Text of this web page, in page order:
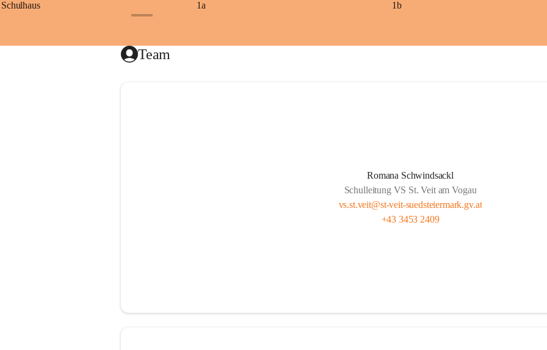
Schulhaus 1a 1b
Team
Romana Schwindsackl
Schulleitung VS St. Veit am Vogau
vs.st.veit@st-veit-suedsteiermark.gv.at
+43 3453 2409